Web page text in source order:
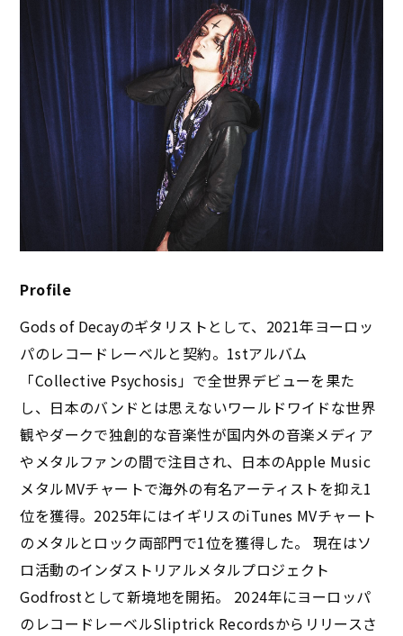
Profile
Gods of Decayのギタリストとして、2021年ヨーロッ
パのレコードレーベルと契約。1stアルバム
「Collective Psychosis」で全世界デビューを果た
し、日本のバンドとは思えないワールドワイドな世界
観やダークで独創的な音楽性が国内外の音楽メディア
やメタルファンの間で注目され、日本のApple Music
メタルMVチャートで海外の有名アーティストを抑え1
位を獲得。2025年にはイギリスのiTunes MVチャート
のメタルとロック両部門で1位を獲得した。 現在はソ
ロ活動のインダストリアルメタルプロジェクト
Godfrostとして新境地を開拓。 2024年にヨーロッパ
のレコードレーベルSliptrick Recordsからリリースさ